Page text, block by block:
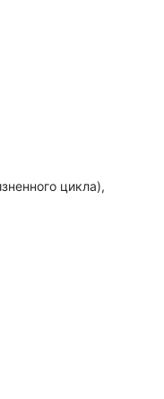
цикла),